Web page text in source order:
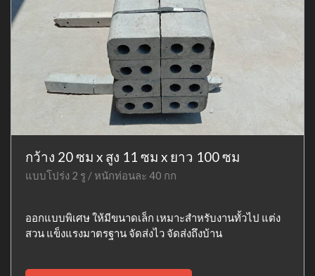
กว้าง 20 ซม x สูง 11 ซม x ยาว 100 ซม
แบบโปร่ง 2 รู / หนักท่อนละ 40 กก
ออกแบบพิเศษ ให้มีขนาดเล็ก เหมาะสำหรับงานทั้วไป แต่ง
สวน แข็งแรงมาตรฐาน จัดส่งไว จัดส่งถึงบ้าน